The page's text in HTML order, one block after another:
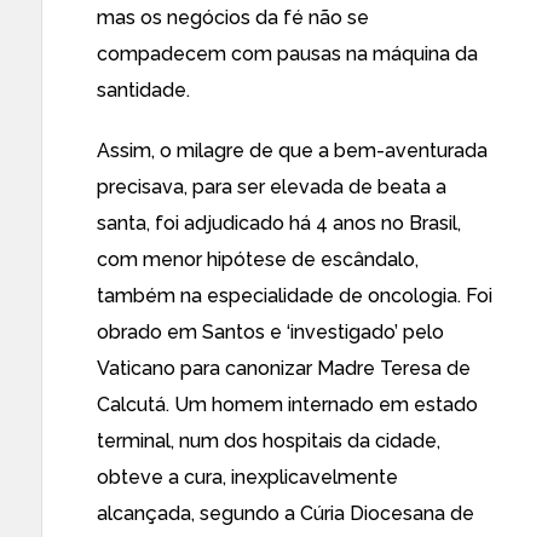
mas os negócios da fé não se
compadecem com pausas na máquina da
santidade.
Assim, o milagre de que a bem-aventurada
precisava, para ser elevada de beata a
santa, foi adjudicado há 4 anos no Brasil,
com menor hipótese de escândalo,
também na especialidade de oncologia. Foi
obrado em Santos e ‘investigado’ pelo
Vaticano para canonizar Madre Teresa de
Calcutá. Um homem internado em estado
terminal, num dos hospitais da cidade,
obteve a cura, inexplicavelmente
alcançada, segundo a Cúria Diocesana de